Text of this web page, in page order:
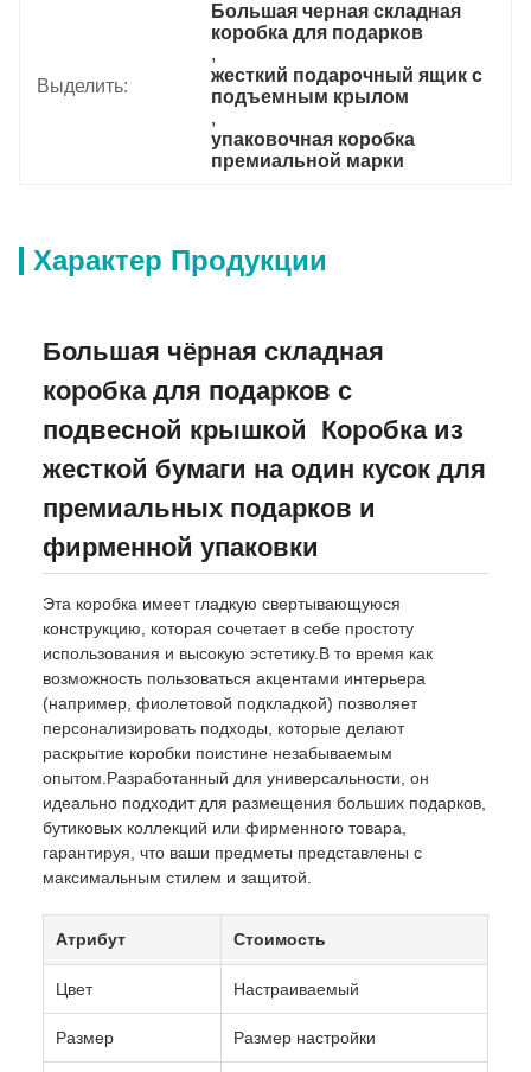
Выделить:
Большая черная складная
коробка для подарков
,
жесткий подарочный ящик с
подъемным крылом
,
упаковочная коробка
премиальной марки
Характер Продукции
Большая чёрная складная
коробка для подарков с
подвесной крышкой ️ Коробка из
жесткой бумаги на один кусок для
премиальных подарков и
фирменной упаковки
Эта коробка имеет гладкую свертывающуюся
конструкцию, которая сочетает в себе простоту
использования и высокую эстетику.В то время как
возможность пользоваться акцентами интерьера
(например, фиолетовой подкладкой) позволяет
персонализировать подходы, которые делают
раскрытие коробки поистине незабываемым
опытом.Разработанный для универсальности, он
идеально подходит для размещения больших подарков,
бутиковых коллекций или фирменного товара,
гарантируя, что ваши предметы представлены с
максимальным стилем и защитой.
Атрибут Стоимость
Цвет Настраиваемый
Размер Размер настройки